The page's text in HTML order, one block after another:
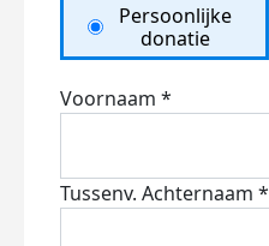
Persoonlijke
donatie
Voornaam *
Tussenv. Achternaam *